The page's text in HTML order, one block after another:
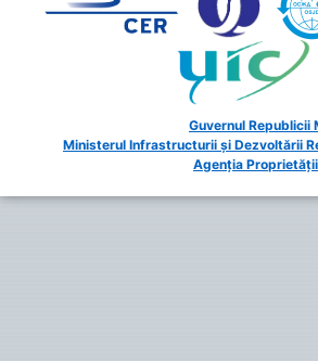
Guvernul Republicii
Ministerul Infrastructurii și Dezvoltării
Agenția